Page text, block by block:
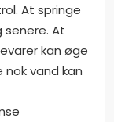
At springe
senere. At
kan øge
nok vand kan